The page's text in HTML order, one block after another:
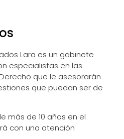
Lara es un gabinete
especialistas en las
que le asesorarán
que puedan ser de
más de 10 años en el
con una atención